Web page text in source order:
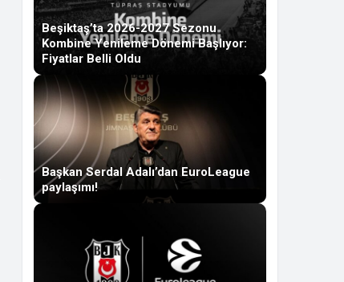
Beşiktaş’ta 2026-2027 Sezonu
Kombine Yenileme Dönemi Başlıyor:
Fiyatlar Belli Oldu
Başkan Serdal Adalı’dan EuroLeague
paylaşımı!